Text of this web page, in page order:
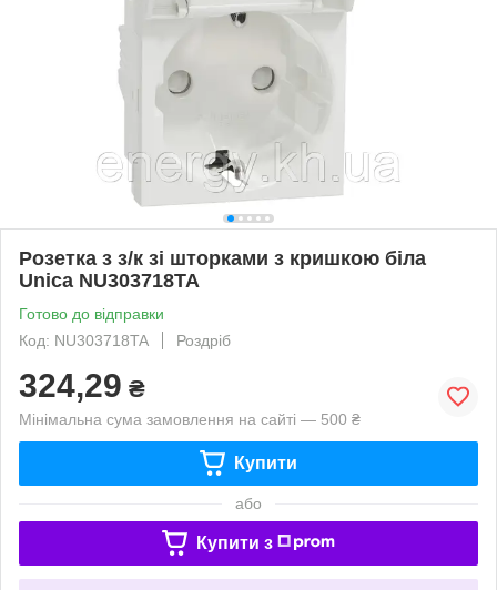
Розетка з з/к зі шторками з кришкою біла
Unica NU303718TA
Готово до відправки
Код: NU303718TA
Роздріб
324,29 ₴
Мінімальна сума замовлення на сайті — 500 ₴
Купити
або
Купити з